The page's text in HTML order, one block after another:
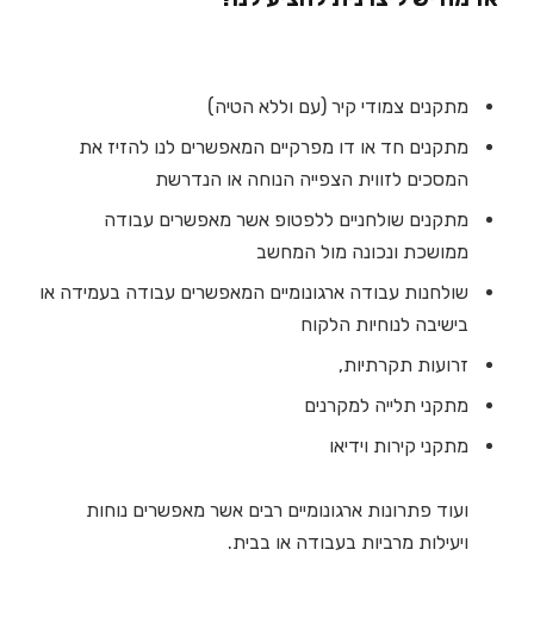
מתקנים צמודי קיר (עם וללא הטיה)
מתקנים חד או דו מפרקיים המאפשרים לנו להזיז את
המסכים לזווית הצפייה הנוחה או הנדרשת
מתקנים שולחניים ללפטופ אשר מאפשרים עבודה
ממושכת ונכונה מול המחשב
שולחנות עבודה ארגונומיים המאפשרים עבודה בעמידה או
בישיבה לנוחיות הלקוח
זרועות תקרתיות,
מתקני תלייה למקרנים
מתקני קירות וידיאו
ועוד פתרונות ארגונומיים רבים אשר מאפשרים נוחות
ויעילות מרביות בעבודה או בבית.